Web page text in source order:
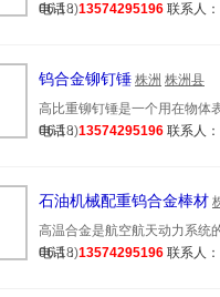
06-18)
电话：13574295196 联系人
钨合金铆钉锤 株洲 株洲县
高比重铆钉锤是一个用在物
06-18)
电话：13574295196 联系人
石油机械配重钨合金棒材
高温合金是航空航天动力系
06-18)
电话：13574295196 联系人